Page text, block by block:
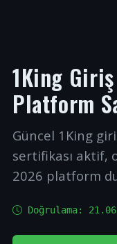
1King
Platform
Güncel 1King
sertifikası aktif,
2026 platform
Doğrulama: